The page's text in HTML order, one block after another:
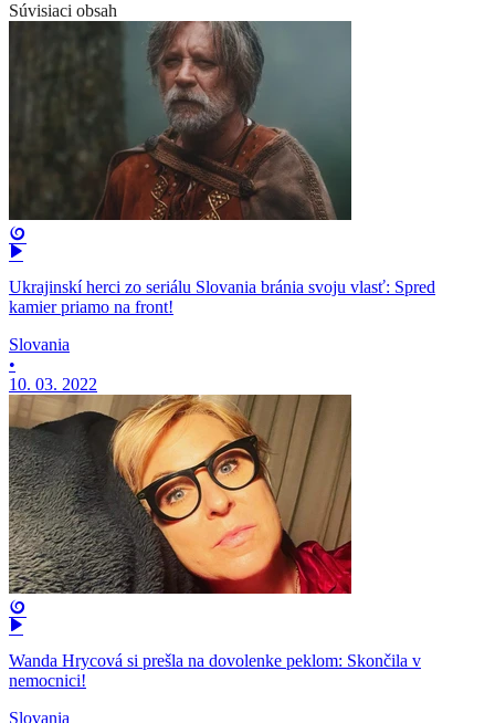
Súvisiaci obsah
Ukrajinskí herci zo seriálu Slovania bránia svoju vlasť: Spred
kamier priamo na front!
Slovania
•
10. 03. 2022
Wanda Hrycová si prešla na dovolenke peklom: Skončila v
nemocnici!
Slovania